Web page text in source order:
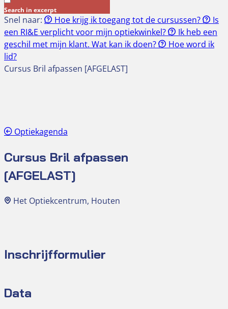
Search in excerpt
Snel naar: Hoe krijg ik toegang tot de cursussen?
Is
een RI&E verplicht voor mijn optiekwinkel?
Ik heb een
geschil met mijn klant. Wat kan ik doen?
Hoe word ik
lid?
Cursus Bril afpassen [AFGELAST]
Optiekagenda
Cursus Bril afpassen
[AFGELAST]
Het Optiekcentrum, Houten
Inschrijfformulier
Data